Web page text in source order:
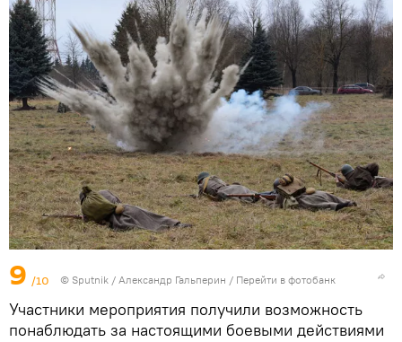
9 /10 © Sputnik / Александр Гальперин / Перейти в фотобанк
Участники мероприятия получили возможность
понаблюдать за настоящими боевыми действиями